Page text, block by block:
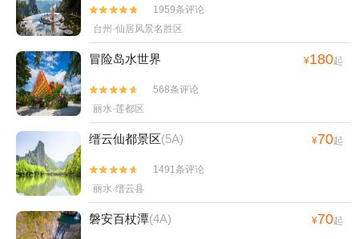


1959条评论
台州·仙居风景名胜区
冒险岛水世界 ¥180起


568条评论
丽水·莲都区
缙云仙都景区(5A) ¥70起


1491条评论
丽水·缙云县
磐安百杖潭(4A) ¥70起